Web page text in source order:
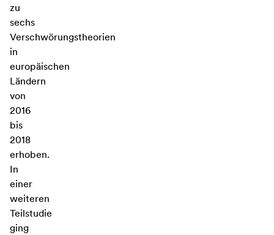
zu
sechs
Verschwörungstheorien
in
europäischen
Ländern
von
2016
bis
2018
erhoben.
In
einer
weiteren
Teilstudie
ging